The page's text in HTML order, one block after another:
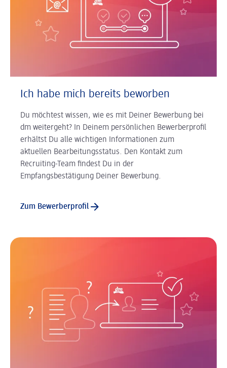
Ich habe mich bereits beworben
Du möchtest wissen, wie es mit Deiner Bewerbung bei
dm weitergeht? In Deinem persönlichen Bewerberprofil
erhältst Du alle wichtigen Informationen zum
aktuellen Bearbeitungsstatus. Den Kontakt zum
Recruiting-Team findest Du in der
Empfangsbestätigung Deiner Bewerbung.
Zum Bewerberprofil